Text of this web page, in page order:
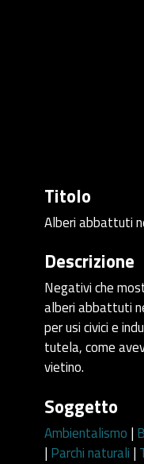
Titolo
Alberi abbattuti
Descrizione
Negativi che
alberi abbattuti
per usi civici e
tutela, come
vietino.
Soggetto
Ambientalismo |
| Parchi naturali |